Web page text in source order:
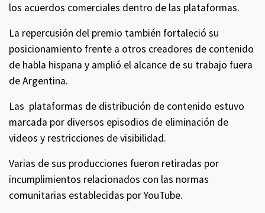
los acuerdos comerciales dentro de las plataformas.
La repercusión del premio también fortaleció su
posicionamiento frente a otros creadores de contenido
de habla hispana y amplió el alcance de su trabajo fuera
de Argentina.
Las plataformas de distribución de contenido estuvo
marcada por diversos episodios de eliminación de
videos y restricciones de visibilidad.
Varias de sus producciones fueron retiradas por
incumplimientos relacionados con las normas
comunitarias establecidas por YouTube.